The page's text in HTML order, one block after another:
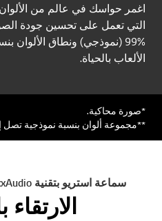
الألعاب بالحياة.
*صورة محاكية.
**مجموعة ألوان بنسبة نموذجية تصل إلى 99% بحد أدنى
سماعة استريو بتقنية Waves MaxxAudio® (7 واط x 2)